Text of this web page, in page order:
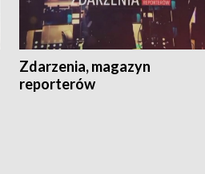
Zdarzenia, magazyn
reporterów